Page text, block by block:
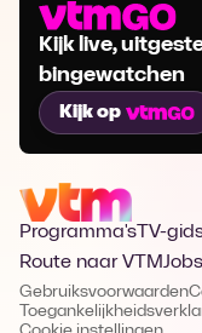
Kijk live,
bingewatchen
Kijk op
Programma's TV-
Route naar VTMJobs
Gebruiksvoorwaarden